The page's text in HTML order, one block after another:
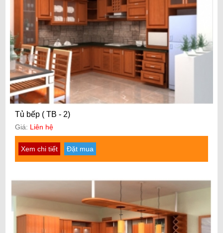
Tủ bếp ( TB - 2)
Giá: Liên hệ
Xem chi tiết Đặt mua